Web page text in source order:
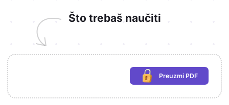
Što trebaš naučiti
Preuzmi PDF
(potrebna prijava)